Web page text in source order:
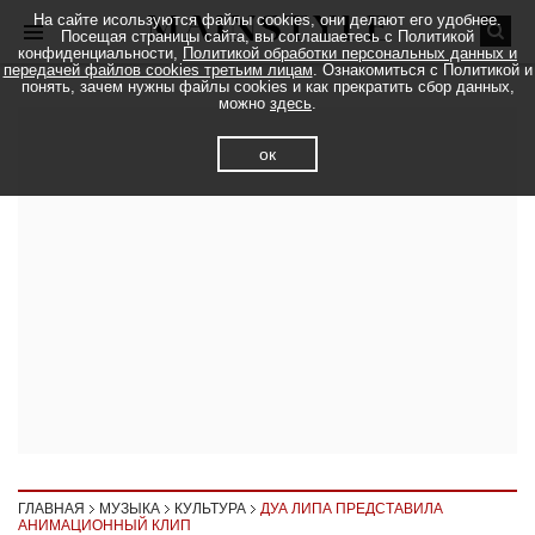
ГЛАВНАЯ МУЗЫКА КУЛЬТУРА
ДУА ЛИПА ПРЕДСТАВИЛА
АНИМАЦИОННЫЙ КЛИП
На сайте исользуются файлы cookies, они делают его удобнее.
Посещая страницы сайта, вы соглашаетесь с Политикой
конфиденциальности, Политикой обработки персональных данных и
передачей файлов cookies третьим лицам. Ознакомиться с Политикой и
понять, зачем нужны файлы cookies и как прекратить сбор данных,
можно здесь.
ок